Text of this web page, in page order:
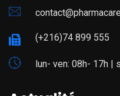
(+216)74 899 555
lun- ven: 08h- 17h |